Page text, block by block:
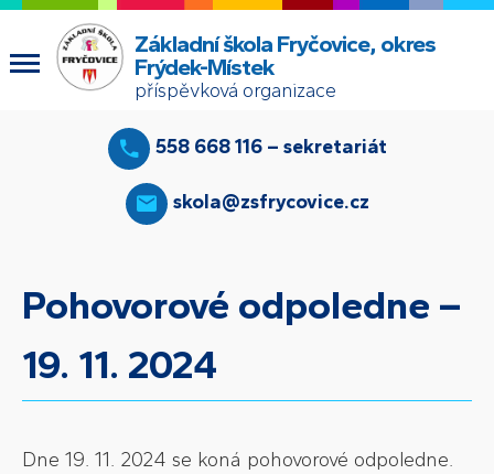
Základní škola Fryčovice, okres
Frýdek-Místek
příspěvková organizace
558 668 116 – sekretariát
skola@zsfrycovice.cz
Pohovorové odpoledne –
19. 11. 2024
Dne 19. 11. 2024 se koná pohovorové odpoledne.